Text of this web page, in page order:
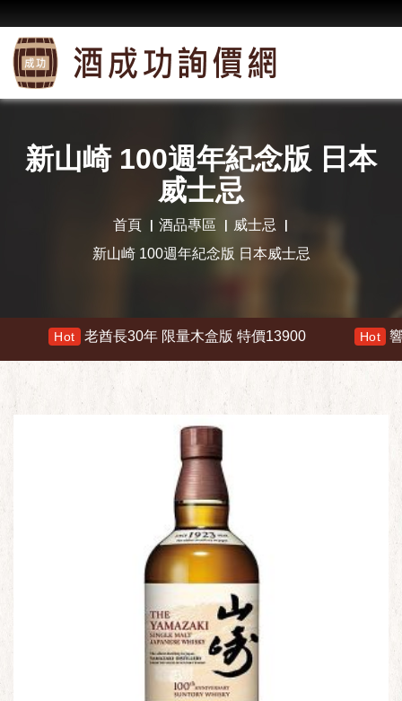
新山崎 100週年紀念版 日本
威士忌
首頁 酒品專區
威士忌
新山崎 100週年紀念版 日本威士忌
老酋長30年 限量木盒版 特價13900 Hot 響 30年